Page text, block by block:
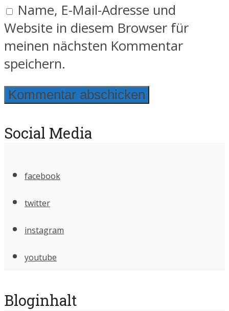
Name, E-Mail-Adresse und
Website in diesem Browser für
meinen nächsten Kommentar
speichern.
Social Media
facebook
twitter
instagram
youtube
Bloginhalt